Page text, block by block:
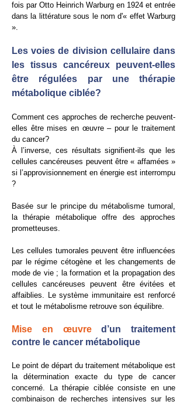
fois par Otto Heinrich Warburg en 1924 et entrée
dans la littérature sous le nom d'« effet Warburg
».
Les voies de division cellulaire dans
les tissus cancéreux peuvent-elles
être régulées par une thérapie
métabolique ciblée?
Comment ces approches de recherche peuvent-
elles être mises en œuvre – pour le traitement
du cancer?
À l’inverse, ces résultats signifient-ils que les
cellules cancéreuses peuvent être « affamées »
si l’approvisionnement en énergie est interrompu
?
Basée sur le principe du métabolisme tumoral,
la thérapie métabolique offre des approches
prometteuses.
Les cellules tumorales peuvent être influencées
par le régime cétogène et les changements de
mode de vie ; la formation et la propagation des
cellules cancéreuses peuvent être évitées et
affaiblies. Le système immunitaire est renforcé
et tout le métabolisme retrouve son équilibre.
Mise en œuvred’un traitement
contre le cancer métabolique
Le point de départ du traitement métabolique est
la détermination exacte du type de cancer
concerné. La thérapie ciblée consiste en une
combinaison de recherches intensives sur les